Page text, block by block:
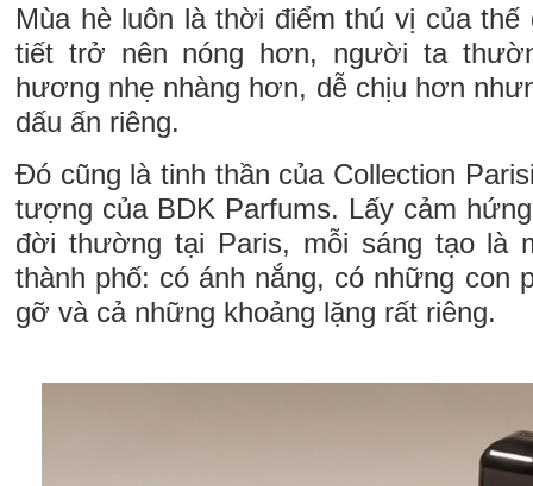
Mùa hè luôn là thời điểm thú vị của
tiết trở nên nóng hơn, người ta
hương nhẹ nhàng hơn, dễ chịu hơn
dấu ấn riêng.
Đó cũng là tinh thần của Collection
tượng của BDK Parfums. Lấy cảm
đời thường tại Paris, mỗi sáng tạo là
thành phố: có ánh nắng, có những con
gỡ và cả những khoảng lặng rất riêng.